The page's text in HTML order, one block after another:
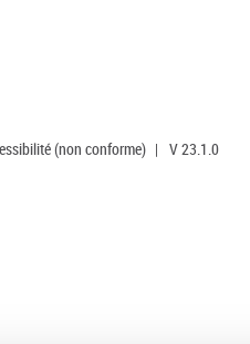
(non conforme) | V 23.1.0